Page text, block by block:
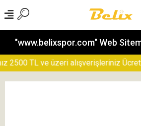
"www.belixspor.com" Web
2500 TL ve üzeri alışverişleriniz